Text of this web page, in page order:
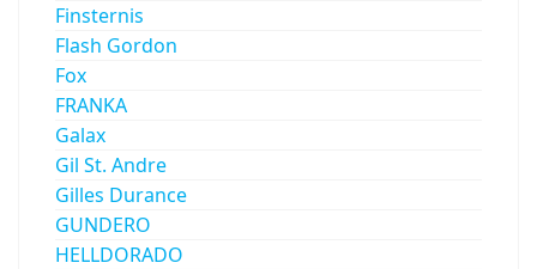
Finsternis
Flash Gordon
Fox
FRANKA
Galax
Gil St. Andre
Gilles Durance
GUNDERO
HELLDORADO